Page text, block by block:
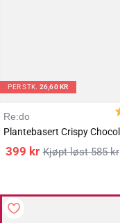
PER STK. 26,60 KR
Re:do
585kr
399 kr